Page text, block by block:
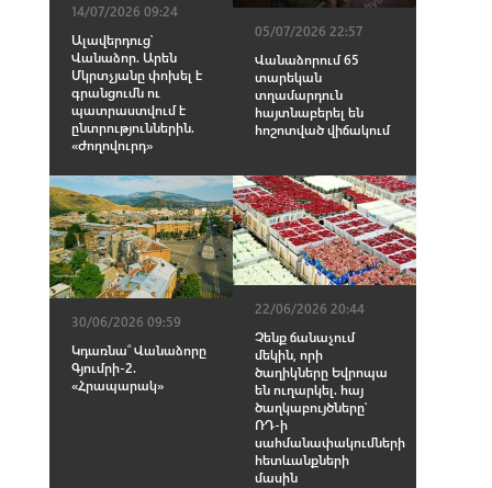
14/07/2026 09:24
Ալավերդուց՝
Վանաձոր. Արեն
Մկրտչյանը փոխել է
գրանցումն ու
պատրաստվում է
ընտրություններին.
«Ժողովուրդ»
05/07/2026 22:57
Վանաձորում 65
տարեկան
տղամարդուն
հայտնաբերել են
հոշոտված վիճակում
30/06/2026 09:59
Կդառնա՞ Վանաձորը
Գյումրի-2.
«Հրապարակ»
22/06/2026 20:44
Չենք ճանաչում
մեկին, որի
ծաղիկները Եվրոպա
են ուղարկել. հայ
ծաղկաբույծները՝
ՌԴ-ի
սահմանափակումների
հետևանքների
մասին